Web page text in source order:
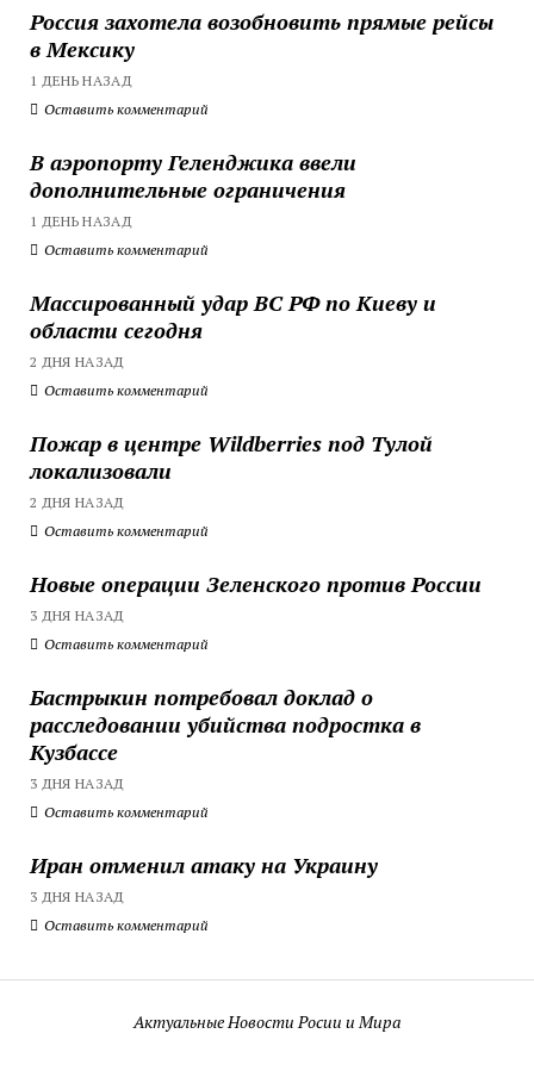
Россия захотела возобновить прямые рейсы
в Мексику
1 ДЕНЬ НАЗАД
Оставить комментарий
В аэропорту Геленджика ввели
дополнительные ограничения
1 ДЕНЬ НАЗАД
Оставить комментарий
Массированный удар ВС РФ по Киеву и
области сегодня
2 ДНЯ НАЗАД
Оставить комментарий
Пожар в центре Wildberries под Тулой
локализовали
2 ДНЯ НАЗАД
Оставить комментарий
Новые операции Зеленского против России
3 ДНЯ НАЗАД
Оставить комментарий
Бастрыкин потребовал доклад о
расследовании убийства подростка в
Кузбассе
3 ДНЯ НАЗАД
Оставить комментарий
Иран отменил атаку на Украину
3 ДНЯ НАЗАД
Оставить комментарий
Актуальные Новости Росии и Мира